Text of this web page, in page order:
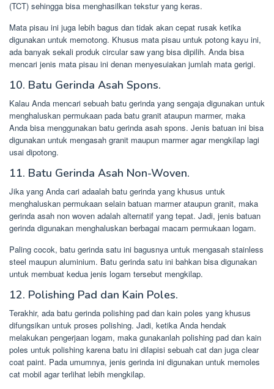
(TCT) sehingga bisa menghasilkan tekstur yang keras.
Mata pisau ini juga lebih bagus dan tidak akan cepat rusak ketika
digunakan untuk memotong. Khusus mata pisau untuk potong kayu ini,
ada banyak sekali produk circular saw yang bisa dipilih. Anda bisa
mencari jenis mata pisau ini denan menyesuiakan jumlah mata gerigi.
10. Batu Gerinda Asah Spons.
Kalau Anda mencari sebuah batu gerinda yang sengaja digunakan untuk
menghaluskan permukaan pada batu granit ataupun marmer, maka
Anda bisa menggunakan batu gerinda asah spons. Jenis batuan ini bisa
digunakan untuk mengasah granit maupun marmer agar mengkilap lagi
usai dipotong.
11. Batu Gerinda Asah Non-Woven.
Jika yang Anda cari adaalah batu gerinda yang khusus untuk
menghaluskan permukaan selain batuan marmer ataupun granit, maka
gerinda asah non woven adalah alternatif yang tepat. Jadi, jenis batuan
gerinda digunakan menghaluskan berbagai macam permukaan logam.
Paling cocok, batu gerinda satu ini bagusnya untuk mengasah stainless
steel maupun aluminium. Batu gerinda satu ini bahkan bisa digunakan
untuk membuat kedua jenis logam tersebut mengkilap.
12. Polishing Pad dan Kain Poles.
Terakhir, ada batu gerinda polishing pad dan kain poles yang khusus
difungsikan untuk proses polishing. Jadi, ketika Anda hendak
melakukan pengerjaan logam, maka gunakanlah polishing pad dan kain
poles untuk polishing karena batu ini dilapisi sebuah cat dan juga clear
coat paint. Pada umumnya, jenis gerinda ini digunakan untuk memoles
cat mobil agar terlihat lebih mengkilap.